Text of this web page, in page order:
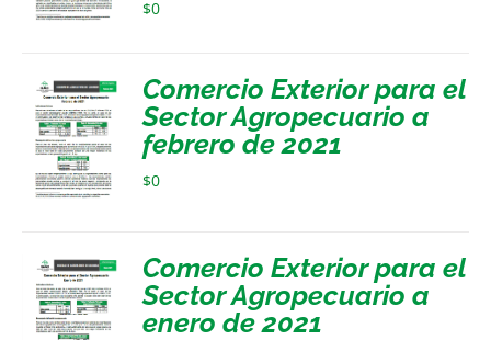
$0
Comercio Exterior para el
Sector Agropecuario a
febrero de 2021
$0
Comercio Exterior para el
Sector Agropecuario a
enero de 2021